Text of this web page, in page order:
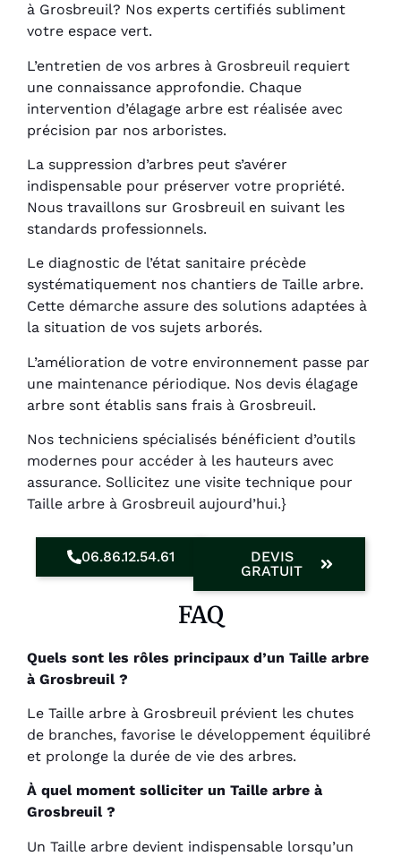
à Grosbreuil? Nos experts certifiés subliment
votre espace vert.
L’entretien de vos arbres à Grosbreuil requiert
une connaissance approfondie. Chaque
intervention d’élagage arbre est réalisée avec
précision par nos arboristes.
La suppression d’arbres peut s’avérer
indispensable pour préserver votre propriété.
Nous travaillons sur Grosbreuil en suivant les
standards professionnels.
Le diagnostic de l’état sanitaire précède
systématiquement nos chantiers de Taille arbre.
Cette démarche assure des solutions adaptées à
la situation de vos sujets arborés.
L’amélioration de votre environnement passe par
une maintenance périodique. Nos devis élagage
arbre sont établis sans frais à Grosbreuil.
Nos techniciens spécialisés bénéficient d’outils
modernes pour accéder à les hauteurs avec
assurance. Sollicitez une visite technique pour
Taille arbre à Grosbreuil aujourd’hui.}
06.86.12.54.61
DEVIS
GRATUIT
FAQ
Quels sont les rôles principaux d’un Taille arbre
à Grosbreuil ?
Le Taille arbre à Grosbreuil prévient les chutes
de branches, favorise le développement équilibré
et prolonge la durée de vie des arbres.
À quel moment solliciter un Taille arbre à
Grosbreuil ?
Un Taille arbre devient indispensable lorsqu’un